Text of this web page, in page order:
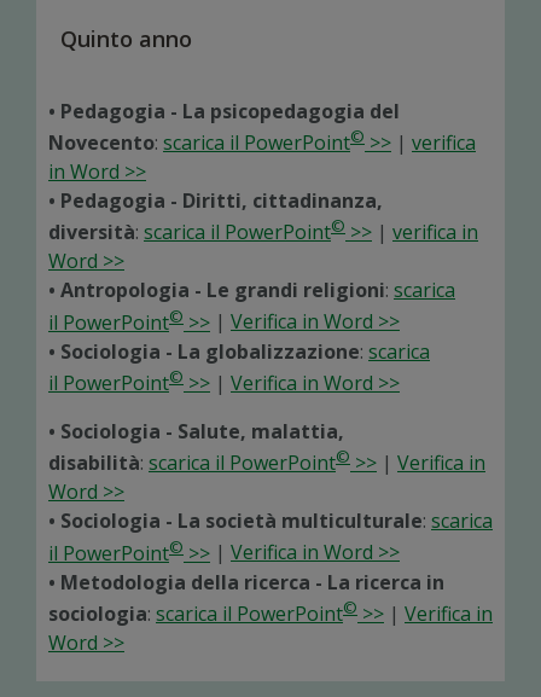
Quinto anno
• Pedagogia - La psicopedagogia del
Novecento: scarica il PowerPoint© >> | verifica
in Word >>
• Pedagogia - Diritti, cittadinanza,
diversità: scarica il PowerPoint© >> | verifica in
Word >>
• Antropologia - Le grandi religioni: scarica
il PowerPoint© >> | Verifica in Word >>
• Sociologia - La globalizzazione: scarica
il PowerPoint© >> | Verifica in Word >>
• Sociologia - Salute, malattia,
disabilità: scarica il PowerPoint© >> | Verifica in
Word >>
• Sociologia - La società multiculturale: scarica
il PowerPoint© >> | Verifica in Word >>
• Metodologia della ricerca - La ricerca in
sociologia: scarica il PowerPoint© >> | Verifica in
Word >>